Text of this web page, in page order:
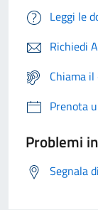
Leggi le
Richiedi
Chiama
Prenota
Problemi
Segnala